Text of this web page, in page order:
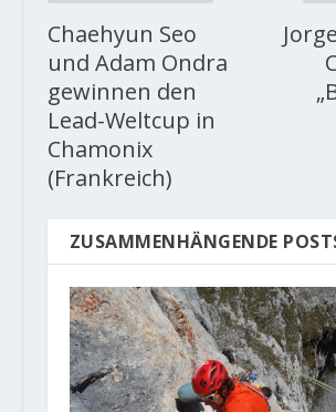
Chaehyun Seo
und Adam Ondra
gewinnen den
Lead-Weltcup in
Chamonix
(Frankreich)
ZUSAMMENHÄNGENDE